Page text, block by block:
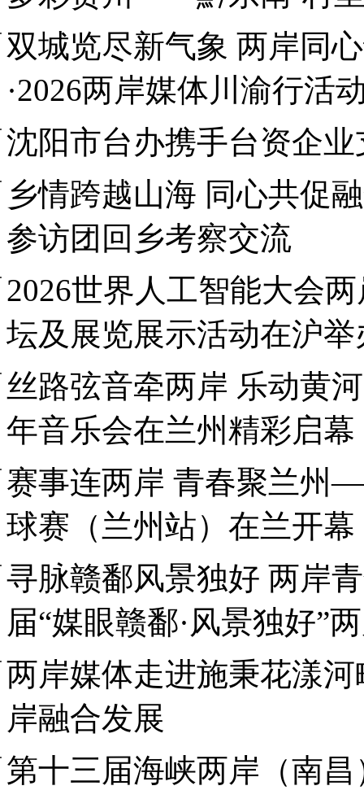
双城览尽新气象 两岸同
·2026两岸媒体川渝行活
沈阳市台办携手台资企
乡情跨越山海 同心共促
参访团回乡考察交流
2026世界人工智能大会
坛及展览展示活动在沪举
丝路弦音牵两岸 乐动黄
年音乐会在兰州精彩启幕
赛事连两岸 青春聚兰州
球赛（兰州站）在兰开幕
寻脉赣鄱风景独好 两岸
届“媒眼赣鄱·风景独好”
两岸媒体走进施秉花漾
岸融合发展
第十三届海峡两岸（南